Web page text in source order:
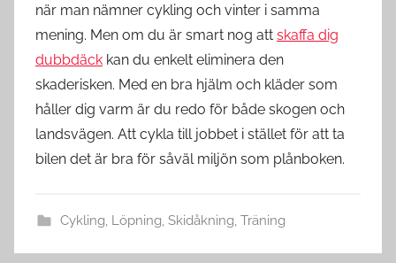
när man nämner cykling och vinter i samma
mening. Men om du är smart nog att skaffa dig
dubbdäck kan du enkelt eliminera den
skaderisken. Med en bra hjälm och kläder som
håller dig varm är du redo för både skogen och
landsvägen. Att cykla till jobbet i stället för att ta
bilen det är bra för såväl miljön som plånboken.
Cykling, Löpning, Skidåkning, Träning